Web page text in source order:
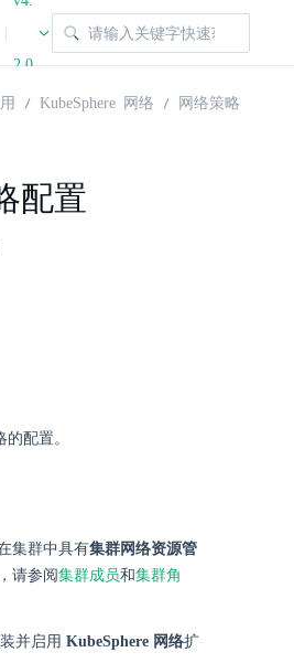
|
2.0
KubeSphere 网络
网络策略
配置
配置。
集群中具有集群网络资源管
请参阅集群成员和集群角
并启用 KubeSphere 网络扩